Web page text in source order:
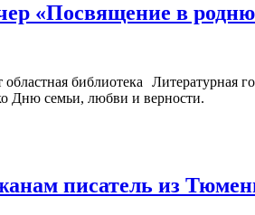
«Посвящение в
Литературная
Дню семьи, любви и верности.
писатель из